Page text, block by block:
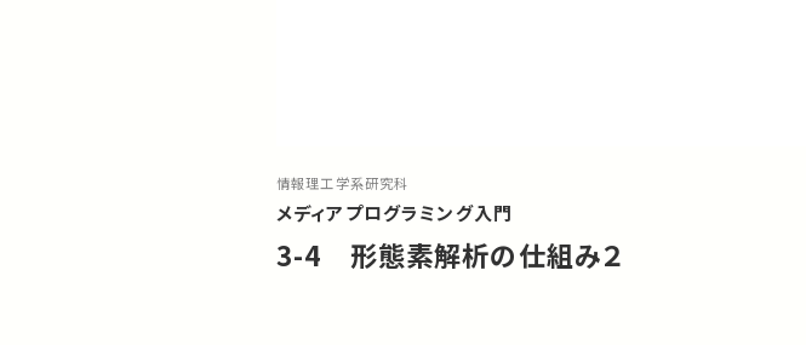
情報理工学系研究科
メディアプログラミング入門
3-4 形態素解析の仕組み２